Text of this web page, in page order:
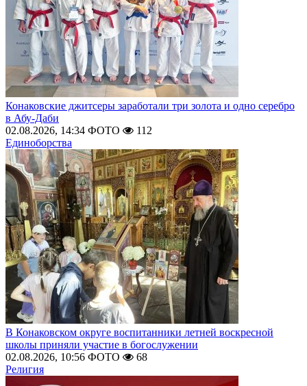
Конаковские джитсеры заработали три золота и одно серебро
в Абу-Даби
02.08.2026, 14:34 ФОТО
112
Единоборства
В Конаковском округе воспитанники летней воскресной
школы приняли участие в богослужении
02.08.2026, 10:56 ФОТО
68
Религия